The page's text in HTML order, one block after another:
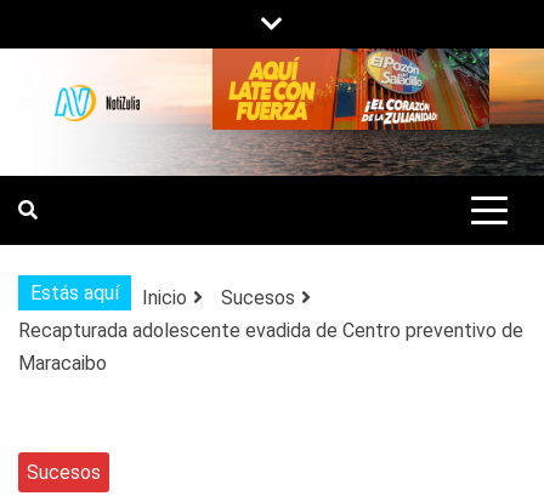
al
contenido
NOTIZULIA
NOTICIAS DEL ZULIA, VENEZUELA Y
DE INTERÉS GENERAL.
Estás aquí Inicio
Sucesos
Recapturada adolescente evadida de Centro preventivo de
Maracaibo
Sucesos